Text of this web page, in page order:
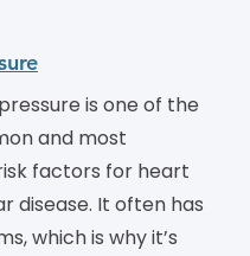
is one of the
and most
factors for heart
disease. It often has
which is why it’s